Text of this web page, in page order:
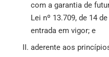
com a garantia de
Lei nº 13.709, de 14
entrada em vigor; e
aderente aos